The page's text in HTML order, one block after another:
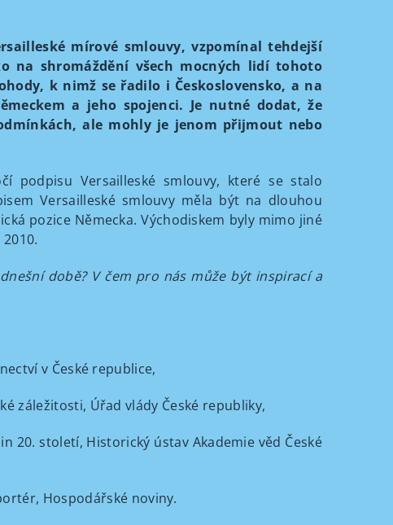
mírové smlouvy, vzpomínal tehdejší
na shromáždění všech mocných lidí tohoto
k nimž se řadilo i Československo, a na
a jeho spojenci. Je nutné dodat, že
ale mohly je jenom přijmout nebo
podpisu Versailleské smlouvy, které se stalo
Versailleské smlouvy měla být na dlouhou
pozice Německa. Východiskem byly mimo jiné
době? V čem pro nás může být inspirací a
v České republice,
záležitosti, Úřad vlády České republiky,
20. století, Historický ústav Akademie věd České
Hospodářské noviny.